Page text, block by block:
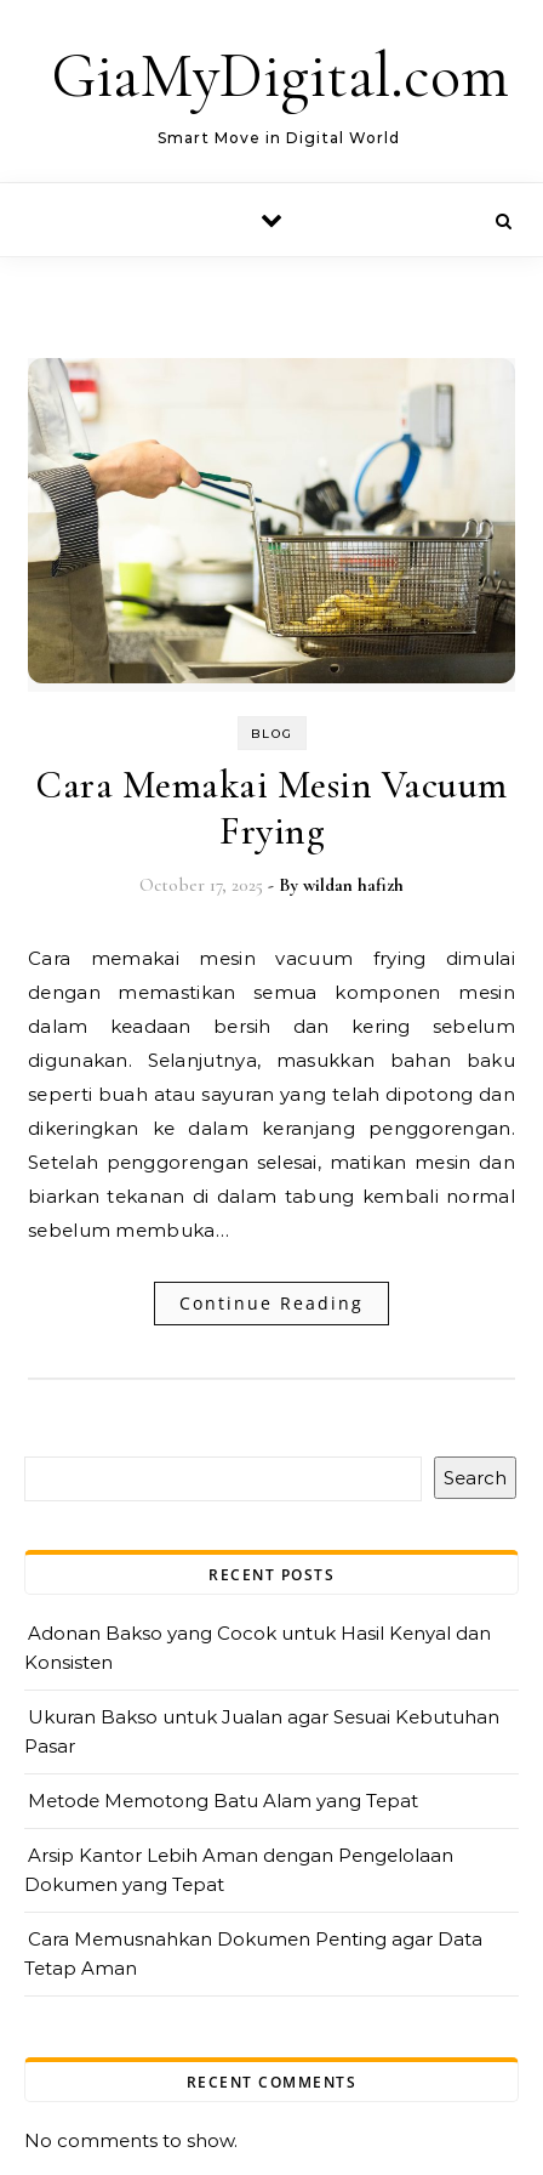
GiaMyDigital.com
Smart Move in Digital World
BLOG
Cara Memakai Mesin Vacuum
Frying
October 17, 2025 - By wildan hafizh
Cara memakai mesin vacuum frying dimulai
dengan memastikan semua komponen mesin
dalam keadaan bersih dan kering sebelum
digunakan. Selanjutnya, masukkan bahan baku
seperti buah atau sayuran yang telah dipotong dan
dikeringkan ke dalam keranjang penggorengan.
Setelah penggorengan selesai, matikan mesin dan
biarkan tekanan di dalam tabung kembali normal
sebelum membuka…
Continue Reading
Search
RECENT POSTS
Adonan Bakso yang Cocok untuk Hasil Kenyal dan
Konsisten
Ukuran Bakso untuk Jualan agar Sesuai Kebutuhan
Pasar
Metode Memotong Batu Alam yang Tepat
Arsip Kantor Lebih Aman dengan Pengelolaan
Dokumen yang Tepat
Cara Memusnahkan Dokumen Penting agar Data
Tetap Aman
RECENT COMMENTS
No comments to show.